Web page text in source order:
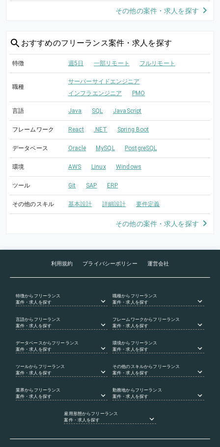
その他の案件・求人を探す
おすすめのフリーランス案件・求人を探す
特徴 週5日 一部リモート フルリモート
職種
サーバーサイドエンジニア
インフラエンジニア
PMO
言語 Java SQL JavaScript
フレームワーク React .NET Spring Boot
データベース Oracle MySQL PostgreSQL
環境 AWS Linux Windows
ツール Git SAP ERP
その他のスキル 基本設計 詳細設計 要件定義
その他の案件・求人を探す
利用規約 プライバシーポリシー 運営会社
特徴からフリーランス
案件・求人を探す
職種からフリーランス
案件・求人を探す
言語からフリーランス
案件・求人を探す
フレームワークからフリーランス
案件・求人を探す
データベース からフリーランス
案件・求人を探す
環境からフリーランス
案件・求人を探す
ツールからフリーランス
案件・求人を探す
その他のスキルからフリーランス
案件・求人を探す
業界からフリーランス
案件・求人を探す
勤務地からフリーランス
案件・求人を探す
雇用形態からフリーランス
案件・求人を探す